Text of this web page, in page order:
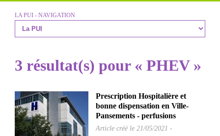
LA PUI - NAVIGATION
3 résultat(s) pour « PHEV »
Prescription Hospitalière et
bonne dispensation en Ville-
Pansements - perfusions
Article créé le 21/05/2021 -